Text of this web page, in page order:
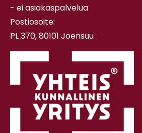
- ei asiakaspalvelua
Postiosoite:
PL 370, 80101 Joensuu